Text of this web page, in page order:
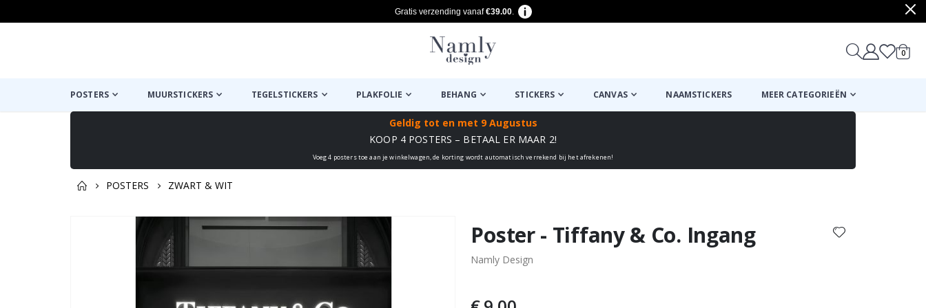
Gratis verzending vanaf€39.00.
0
POSTERS MUURSTICKERS TEGELSTICKERS PLAKFOLIE BEHANG STICKERS CANVAS NAAMSTICKERS MEER CATEGORIEËN
Geldig tot en met 9 Augustus
KOOP 4 POSTERS – BETAAL ER MAAR 2!
Voeg 4 posters toe aan je winkelwagen, de korting wordt automatisch verrekend bij het afrekenen!
POSTERS ZWART & WIT
Misschien vind je dit ook leuk ✔ Poster - Tiffany & Co. Ingang
Namly Design